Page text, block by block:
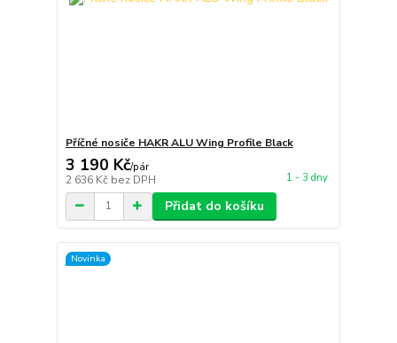
Příčné nosiče HAKR ALU Wing Profile Black
3 190 Kč/pár
2 636 Kč bez DPH 1 - 3 dny
Přidat do košíku
Novinka